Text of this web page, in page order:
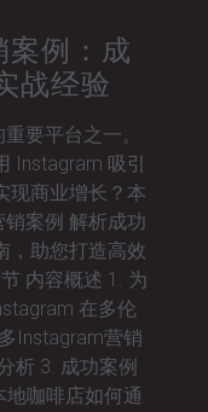
例：成
战经验
要平台之一。
Instagram 吸引
现商业增长？本
案例 解析成功
，助您打造高效
内容概述 1. 为
在多伦
Instagram营销
析 3. 成功案例
咖啡店如何通